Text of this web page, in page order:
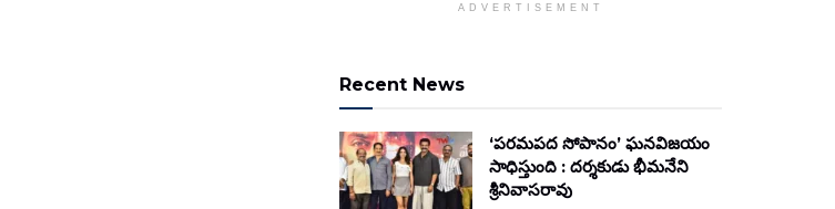
ADVERTISEMENT
Recent News
‘పరమపద సోపానం’ ఘనవిజయం
సాధిస్తుంది : దర్శకుడు భీమనేని
శ్రీనివాసరావు